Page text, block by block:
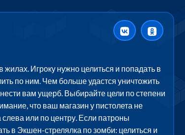
жилах. Игроку нужно целиться и попадать в
по ним. Чем больше удастся уничтожить
вам ущерб. Выбирайте цели по степени
что ваш магазин у пистолета не
или по центру. Если патроны
в Экшен-стрелялка по зомби: целиться и